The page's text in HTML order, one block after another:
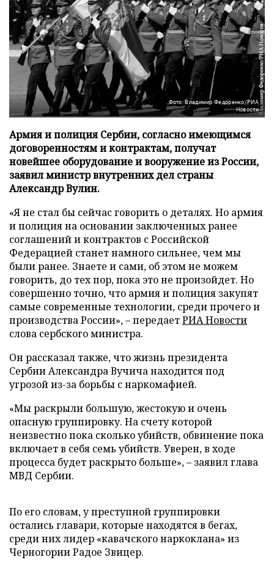
Фото: Владимир Федоренко/РИА
Новости
Армия и полиция Сербии, согласно имеющимся
договоренностям и контрактам, получат
новейшее оборудование и вооружение из России,
заявил министр внутренних дел страны
Александр Вулин.
«Я не стал бы сейчас говорить о деталях. Но армия
и полиция на основании заключенных ранее
соглашений и контрактов с Российской
Федерацией станет намного сильнее, чем мы
были ранее. Знаете и сами, об этом не можем
говорить, до тех пор, пока это не произойдет. Но
совершенно точно, что армия и полиция закупят
самые современные технологии, среди прочего и
производства России», – передаетРИА Новости
слова сербского министра.
Он рассказал также, что жизнь президента
Сербии Александра Вучича находится под
угрозой из-за борьбы с наркомафией.
«Мы раскрыли большую, жестокую и очень
опасную группировку. На счету которой
неизвестно пока сколько убийств, обвинение пока
включает в себя семь убийств. Уверен, в ходе
процесса будет раскрыто больше», – заявил глава
МВД Сербии.
По его словам, у преступной группировки
остались главари, которые находятся в бегах,
среди них лидер «кавачского наркоклана» из
Черногории Радое Звицер.